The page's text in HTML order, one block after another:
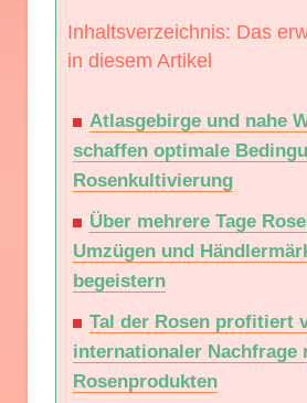
Inhaltsverzeichnis: Das
in diesem Artikel
Atlasgebirge und nahe
schaffen optimale
Rosenkultivierung
Über mehrere Tage
Umzügen und
begeistern
Tal der Rosen profitiert
internationaler Nachfrage
Rosenprodukten